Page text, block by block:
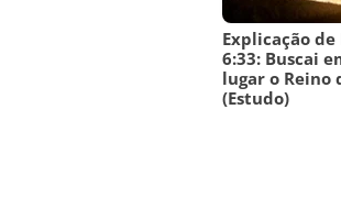
Explicação
6:33: Buscai
lugar o Reino
(Estudo)